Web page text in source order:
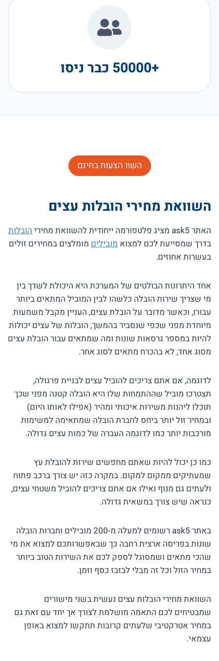
+50000 כבר ניסו
השוו הצעות בחינם
השוואת מחירי הובלות עצים
האתר ask5 מציג פלטפורמה ייחודית להשוואת מחירי
הובלות
בדרך שמסייעת לכם למצוא מובילים מומלצים במחירים זולים
בעשרות אחוזים.
אחד היתרונות הבולטים של המערכת היא היכולת לשדך בין
מי שצריך שירות הובלה כלשהו לבין המוביל המתאים ביותר
עבורו, וכאשר מדובר על הובלת עצים, העניין מקבל משמעות
מיוחדת מפני שכפי שנסביר בהמשך, הובלות של עצים יכולות
להיות במספר גרסאות שונות ומה שמתאים עבור הובלת עצים
מסוג אחד, לא בהכרח מתאים לסוג אחר.
לדוגמה, אם אתם צריכים להוביל עצים לבניית פרגולה,
תצטרכו מוביל שההתמחות שלו היא הובלה קטנה מפני שכך
תוכלו ליהנות משירות איכותי ומהיר (אפילו לאותו היום)
ובמחיר זול יותר ביחס לחברת הובלה שמתאימה למשימות
מורכבות יותר כמו לדוגמה העברה של כמות עצים גדולה.
כמו כן יכול להיות שאתם מחפשים שירות להובלת עץ
שמעתיקים ממקום למקום. במקרה כזה יש צורך ברכב פתוח
ולעתים גם מנוף ואילו אם אתם צריכים להוביל משטחי עצים,
כנראה שיש צורך במשאית גדולה.
באתר ask5 רשומים למעלה מ-200 מובילים וחברות הובלה
שונות בפריסה ארצית רחבה כך שבאפשרותכם למצוא את מי
שהכי מתאים ושמסוגל לספק לכם את השירות הטוב ביותר
במחיר הזול וכל זה מבלי לבזבז כסף וזמן.
השוואת מחירי הובלות עצים נעשית בשני מישורים
שמבטיחים לכם התאמה מושלמת לצורך אך יחד עם זאת גם
במחיר אטרקטיבי שלעתים קרובות תתקשו למצוא באופן
עצמאי.